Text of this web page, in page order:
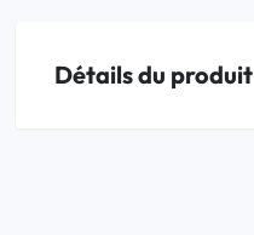
Détails du produit